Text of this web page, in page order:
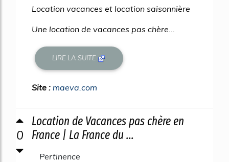
Location vacances et location saisonnière
Une location de vacances pas chère...
LIRE LA SUITE
Site : maeva.com
0
Location de Vacances pas chère en
France | La France du ...
Pertinence